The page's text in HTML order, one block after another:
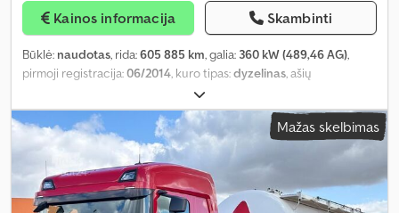
Kainos informacija Skambinti
Būklė: naudotas, rida:605 885 km, galia: 360 kW (489,46 AG),
pirmoji registracija:06/2014 , kuro tipas:dyzelinas , ašių
dyzelinas
stabdžiai:retarderis, spalva:oranžinė, vairuotojo kabina:
miegamoji kabina
, pavaros tipas: pusiau automatinis, emisijos
klasė:
, Gamybos metai:2014 , Įranga:
kompiuteris, centrinis užraktas, diferencialo užraktas, elektrinis
langų reguliavimas, elektroninė stabilumo programa (ESP),
kruizo kontrolė, oro kondicionavimas, padangų slėgio
Mažas skelbimas